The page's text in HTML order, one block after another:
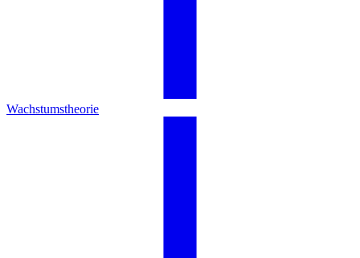
Wachstumstheorie